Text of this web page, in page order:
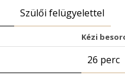
Szülői felügyelettel
Kézi
26 perc